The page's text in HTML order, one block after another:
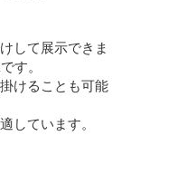
して展示できま
す。
けることも可能
しています。